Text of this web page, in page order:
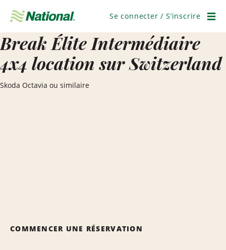
navigation
Se connecter / S’inscrire
Break Élite Intermédiaire
4x4 location sur Switzerland
Skoda Octavia ou similaire
COMMENCER UNE RÉSERVATION